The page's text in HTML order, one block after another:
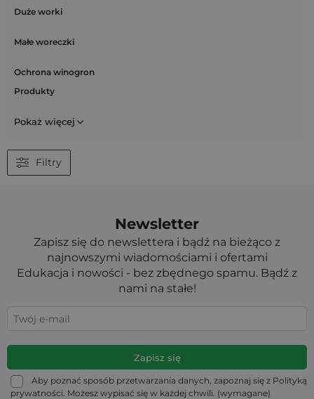
Duże worki
Małe woreczki
Ochrona winogron
Produkty
Pokaż więcej
Filtry
Newsletter
Zapisz się do newslettera i bądź na bieżąco z
najnowszymi wiadomościami i ofertami
Edukacja i nowości - bez zbędnego spamu. Bądź z
nami na stałe!
Aby poznać sposób przetwarzania danych, zapoznaj się z Polityką
prywatności. Możesz wypisać się w każdej chwili. (wymagane)